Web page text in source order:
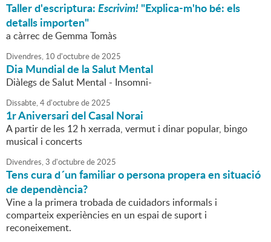
Taller d'escriptura:Escrivim!"Explica-m'ho bé: els
detalls importen"
a càrrec de Gemma Tomàs
Divendres, 10 d'octubrede2025
Dia Mundial de la Salut Mental
Diàlegs de Salut Mental - Insomni-
Dissabte,4d'octubrede2025
1r Aniversari del Casal Norai
A partir de les 12 h xerrada, vermut i dinar popular, bingo
musical i concerts
Divendres,3 d'octubrede2025
Tens cura d´un familiar o persona propera en situació
de dependència?
Vine a la primera trobada de cuidadors informals i
comparteix experiències en un espai de suport i
reconeixement.